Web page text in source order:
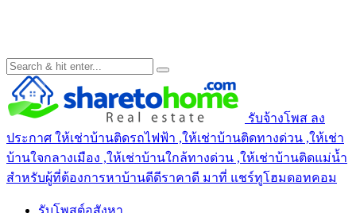
รับจ้างโพส ลง
ประกาศ ให้เช่าบ้านติดรถไฟฟ้า ,ให้เช่าบ้านติดทางด่วน ,ให้เช่า
บ้านใจกลางเมือง ,ให้เช่าบ้านใกล้ทางด่วน ,ให้เช่าบ้านติดแม่น้ำ
สำหรับผู้ที่ต้องการหาบ้านดีดีราคาดี มาที่ แชร์ทูโฮมดอทคอม
รับโพสต์อสังหา